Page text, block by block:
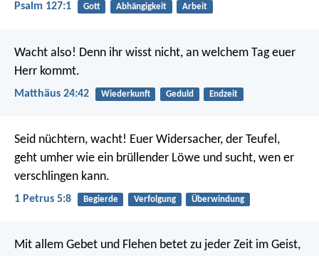
Psalm 127:1 Gott Abhängigkeit Arbeit
Wacht also! Denn ihr wisst nicht, an welchem Tag euer
Herr kommt.
Matthäus 24:42 Wiederkunft Geduld Endzeit
Seid nüchtern, wacht! Euer Widersacher, der Teufel,
geht umher wie ein brüllender Löwe und sucht, wen er
verschlingen kann.
1 Petrus 5:8 Begierde Verfolgung Überwindung
Mit allem Gebet und Flehen betet zu jeder Zeit im Geist,